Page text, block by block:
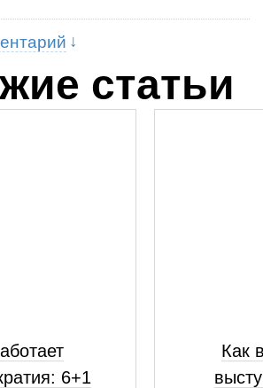
статьи
6+1
Как